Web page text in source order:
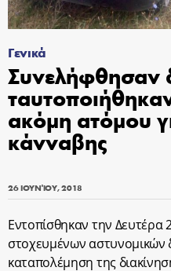
Γενικά
Συνελήφθησαν
ακόμη ατόμου
κάνναβης
26 ΙΟΥΝΊΟΥ, 2018
Εντοπίσθηκαν την Δευτέρα
στοχευμένων αστυνομικών
καταπολέμηση της